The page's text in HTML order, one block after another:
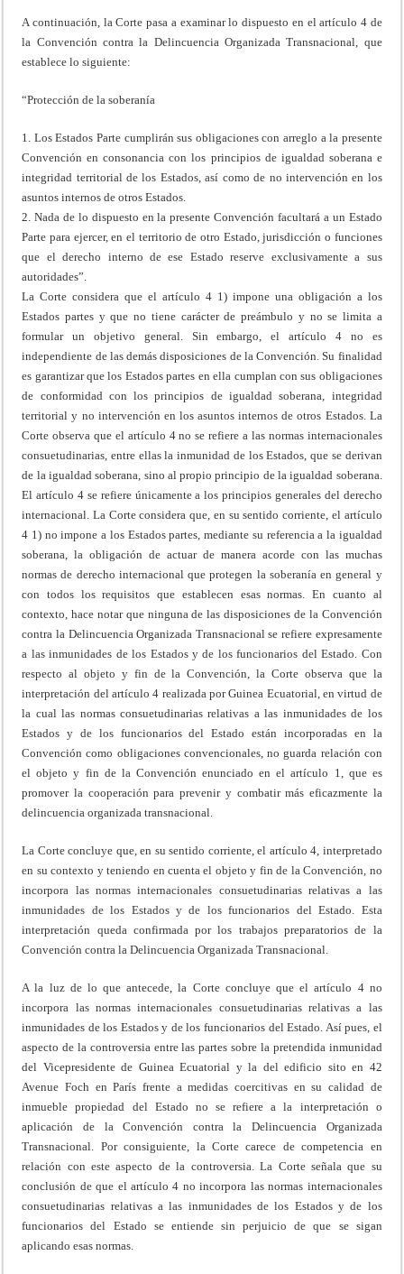
A continuación, la Corte pasa a examinar lo dispuesto en el artículo 4 de
la Convención contra la Delincuencia Organizada Transnacional, que
establece lo siguiente:
“Protección de la soberanía
1. Los Estados Parte cumplirán sus obligaciones con arreglo a la presente
Convención en consonancia con los principios de igualdad soberana e
integridad territorial de los Estados, así como de no intervención en los
asuntos internos de otros Estados.
2. Nada de lo dispuesto en la presente Convención facultará a un Estado
Parte para ejercer, en el territorio de otro Estado, jurisdicción o funciones
que el derecho interno de ese Estado reserve exclusivamente a sus
autoridades”.
La Corte considera que el artículo 4 1) impone una obligación a los
Estados partes y que no tiene carácter de preámbulo y no se limita a
formular un objetivo general. Sin embargo, el artículo 4 no es
independiente de las demás disposiciones de la Convención. Su finalidad
es garantizar que los Estados partes en ella cumplan con sus obligaciones
de conformidad con los principios de igualdad soberana, integridad
territorial y no intervención en los asuntos internos de otros Estados. La
Corte observa que el artículo 4 no se refiere a las normas internacionales
consuetudinarias, entre ellas la inmunidad de los Estados, que se derivan
de la igualdad soberana, sino al propio principio de la igualdad soberana.
El artículo 4 se refiere únicamente a los principios generales del derecho
internacional. La Corte considera que, en su sentido corriente, el artículo
4 1) no impone a los Estados partes, mediante su referencia a la igualdad
soberana, la obligación de actuar de manera acorde con las muchas
normas de derecho internacional que protegen la soberanía en general y
con todos los requisitos que establecen esas normas. En cuanto al
contexto, hace notar que ninguna de las disposiciones de la Convención
contra la Delincuencia Organizada Transnacional se refiere expresamente
a las inmunidades de los Estados y de los funcionarios del Estado. Con
respecto al objeto y fin de la Convención, la Corte observa que la
interpretación del artículo 4 realizada por Guinea Ecuatorial, en virtud de
la cual las normas consuetudinarias relativas a las inmunidades de los
Estados y de los funcionarios del Estado están incorporadas en la
Convención como obligaciones convencionales, no guarda relación con
el objeto y fin de la Convención enunciado en el artículo 1, que es
promover la cooperación para prevenir y combatir más eficazmente la
delincuencia organizada transnacional.
La Corte concluye que, en su sentido corriente, el artículo 4, interpretado
en su contexto y teniendo en cuenta el objeto y fin de la Convención, no
incorpora las normas internacionales consuetudinarias relativas a las
inmunidades de los Estados y de los funcionarios del Estado. Esta
interpretación queda confirmada por los trabajos preparatorios de la
Convención contra la Delincuencia Organizada Transnacional.
A la luz de lo que antecede, la Corte concluye que el artículo 4 no
incorpora las normas internacionales consuetudinarias relativas a las
inmunidades de los Estados y de los funcionarios del Estado. Así pues, el
aspecto de la controversia entre las partes sobre la pretendida inmunidad
del Vicepresidente de Guinea Ecuatorial y la del edificio sito en 42
Avenue Foch en París frente a medidas coercitivas en su calidad de
inmueble propiedad del Estado no se refiere a la interpretación o
aplicación de la Convención contra la Delincuencia Organizada
Transnacional. Por consiguiente, la Corte carece de competencia en
relación con este aspecto de la controversia. La Corte señala que su
conclusión de que el artículo 4 no incorpora las normas internacionales
consuetudinarias relativas a las inmunidades de los Estados y de los
funcionarios del Estado se entiende sin perjuicio de que se sigan
aplicando esas normas.